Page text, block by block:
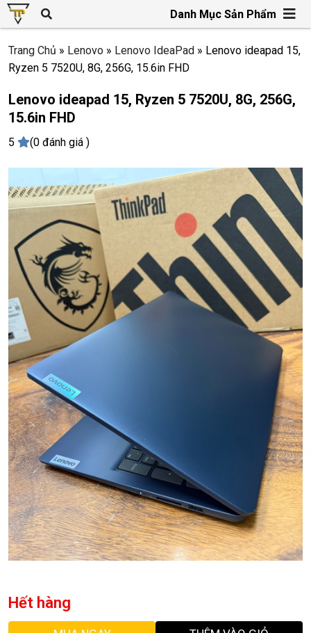
Danh Mục Sản Phẩm
Trang Chủ » Lenovo » Lenovo IdeaPad » Lenovo ideapad 15,
Ryzen 5 7520U, 8G, 256G, 15.6in FHD
Lenovo ideapad 15, Ryzen 5 7520U, 8G, 256G,
15.6in FHD
5 (0 đánh giá )
Hết hàng